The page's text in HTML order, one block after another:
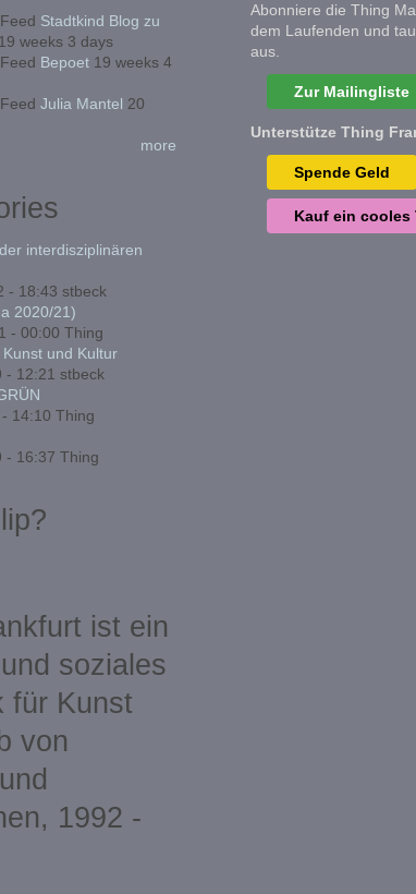
Stadtkind Blog zu
weeks 3 days
Bepoet19 weeks 4
Julia Mantel 20
more
interdisziplinären
- 18:43 stbeck
2020/21)
- 00:00 Thing
und Kultur
- 12:21 stbeck
14:10 Thing
- 16:37 Thing
ist ein
soziales
für Kunst
von
1992 -
Abonniere die Thing
dem Laufenden und
aus.
Zur Mailingliste
Unterstütze Thing
Spende Geld
Kauf ein cooles